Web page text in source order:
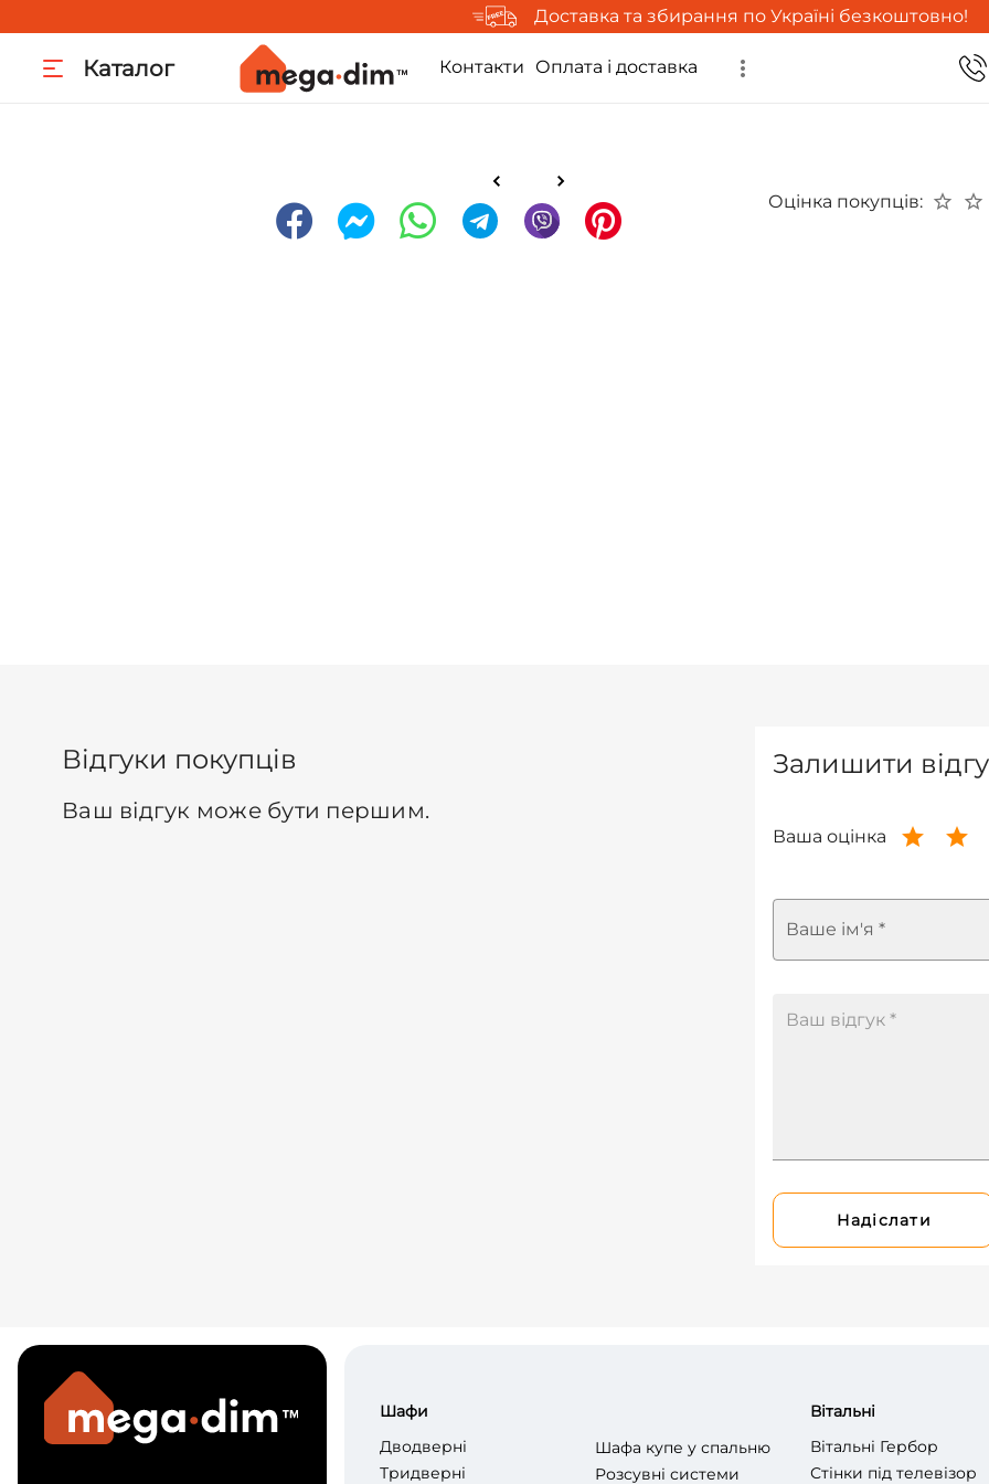
Доставка та збирання по Україні безкоштовно!
Каталог Контакти Оплата і доставка
Оцінка покупців:
Відгуки покупців
Ваш відгук може бути першим.
Залишити
Ваша оцінка
Ваше ім'я *
Надіслати
Шафи
Дводверні
Тридверні
Шафа купе у спальню
Розсувні системи
Вітальні
Вітальні Гербор
Стінки під телевізор